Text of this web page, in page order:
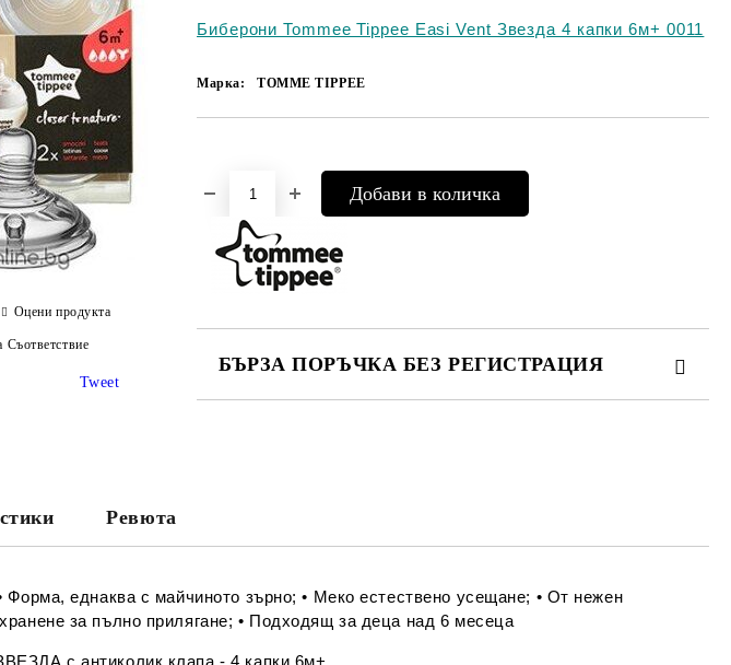
Биберони Tommee Tippee Easi Vent Звезда 4 капки 6м+ 0011
Марка: TOMME TIPPEE
БЪРЗА ПОРЪЧКА БЕЗ РЕГИСТРАЦИЯ
данни
Оцени продукта
Tweet
Ревюта
Форма, еднаква с майчиното зърно; • Меко естествено усещане; • От нежен
за пълно прилягане; • Подходящ за деца над 6 месеца
с антиколик клапа - 4 капки 6м+